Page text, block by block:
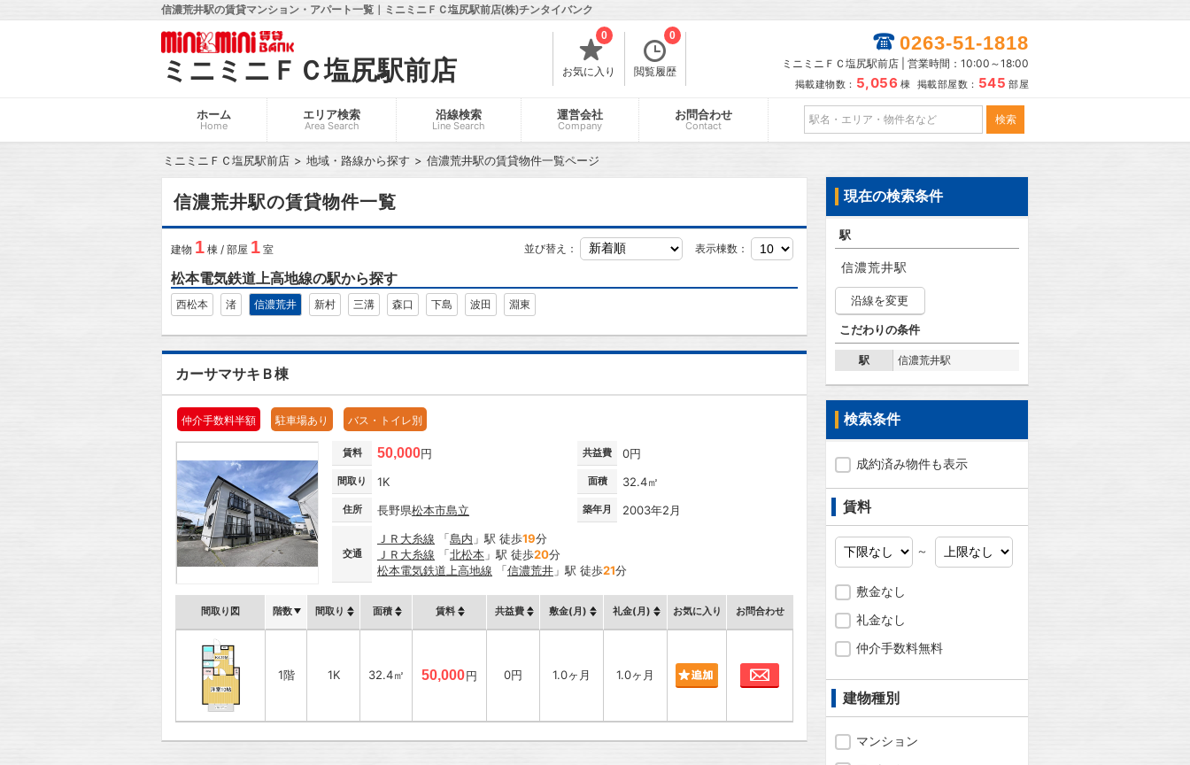
信濃荒井駅の賃貸マンション・アパート一覧｜ミニミニＦＣ塩尻駅前店(株)チンタイバンク
ミニミニＦＣ塩尻駅前店 お気に入り
0
閲覧履歴
0 0263-51-1818
ミニミニＦＣ塩尻駅前店 | 営業時間：10:00～18:00
掲載建物数： 5,056 棟 掲載部屋数： 545 部屋
ホーム
Home
エリア検索
Area Search
沿線検索
Line Search
運営会社
Company
お問合わせ
Contact
ミニミニＦＣ塩尻駅前店 地域・路線から探す 信濃荒井駅の賃貸物件一覧ページ
信濃荒井駅の賃貸物件一覧
建物 1 棟 / 部屋 1 室 並び替え：
松本電気鉄道上高地線の駅から探す
西松本 渚 信濃荒井 新村 三溝 森口 下島 波田 淵東
表示棟数：
カーサマサキＢ棟
仲介手数料半額 駐車場あり バス・トイレ別
賃料 50,000円 共益費 0円
間取り 1K 面積 32.4㎡
住所 長野県松本市島立 築年月 2003年2月
交通
ＪＲ大糸線 「島内 」駅 徒歩19分
ＪＲ大糸線 「北松本 」駅 徒歩20分
松本電気鉄道上高地線 「信濃荒井 」駅 徒歩21分
間取り図 階数 間取り 面積 賃料 共益費 敷金(月) 礼金(月) お気に入り お問合わせ
1階 1K 32.4㎡ 50,000円 0円 1.0ヶ月 1.0ヶ月
現在の検索条件
駅
信濃荒井駅
沿線を変更
こだわりの条件
駅 信濃荒井駅
検索条件
成約済み物件も表示
賃料
～
敷金なし
礼金なし
仲介手数料無料
建物種別
マンション